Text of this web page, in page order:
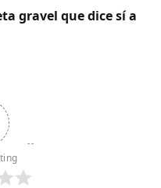
gravel que dice sí a